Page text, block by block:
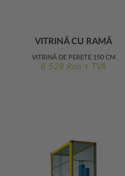
VITRINĂ CU RAMĂ
METALICĂ 150 CM
LĂȚIME
VITRINĂ DE PERETE 150 CM
8 528 Ron + TVA